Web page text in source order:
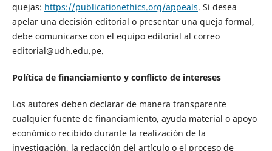
quejas: https://publicationethics.org/appeals. Si desea
apelar una decisión editorial o presentar una queja formal,
debe comunicarse con el equipo editorial al correo
editorial@udh.edu.pe.
Política de financiamiento y conflicto de intereses
Los autores deben declarar de manera transparente
cualquier fuente de financiamiento, ayuda material o apoyo
económico recibido durante la realización de la
investigación, la redacción del artículo o el proceso de